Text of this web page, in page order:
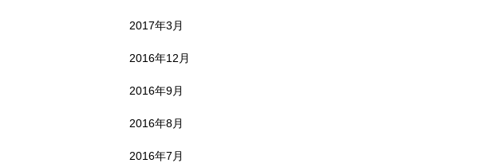
2017年3月
2016年12月
2016年9月
2016年8月
2016年7月